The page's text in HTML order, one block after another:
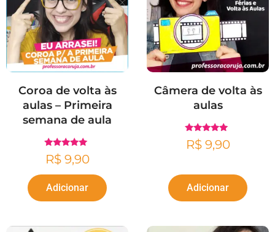
Coroa de volta às
aulas – Primeira
semana de aula
Avaliação
5.00
R$9,90
Adicionar
Câmera de volta às
aulas
Avaliação
4.86
R$9,90
Adicionar